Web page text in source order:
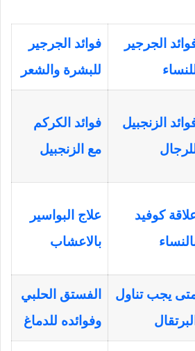
الجرجير
فوائد الجرجير
للبشرة والشعر
الزنجبيل
فوائد الكركم
مع الزنجبيل
كوفيد
علاج البواسير
بالاعشاب
يجب تناول
البرتقال
الفستق الحلبي
وفوائده للدماغ